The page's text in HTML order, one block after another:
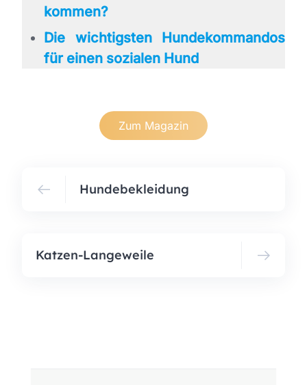
kommen?
Die wichtigsten Hundekommandos
für einen sozialen Hund
Zum Magazin
Hundebekleidung
Katzen-Langeweile